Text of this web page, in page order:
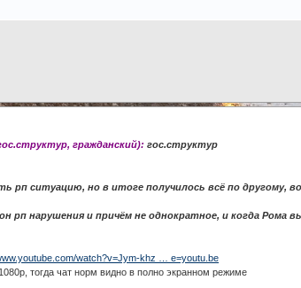
гражданский): гос.структур
рп ситуацию, но в итоге получилось всё по другому,
рп нарушения и причём не однократное, и когда Рома
watch?v=Jym-khz … e=youtu.be
тогда чат норм видно в полно экранном режиме